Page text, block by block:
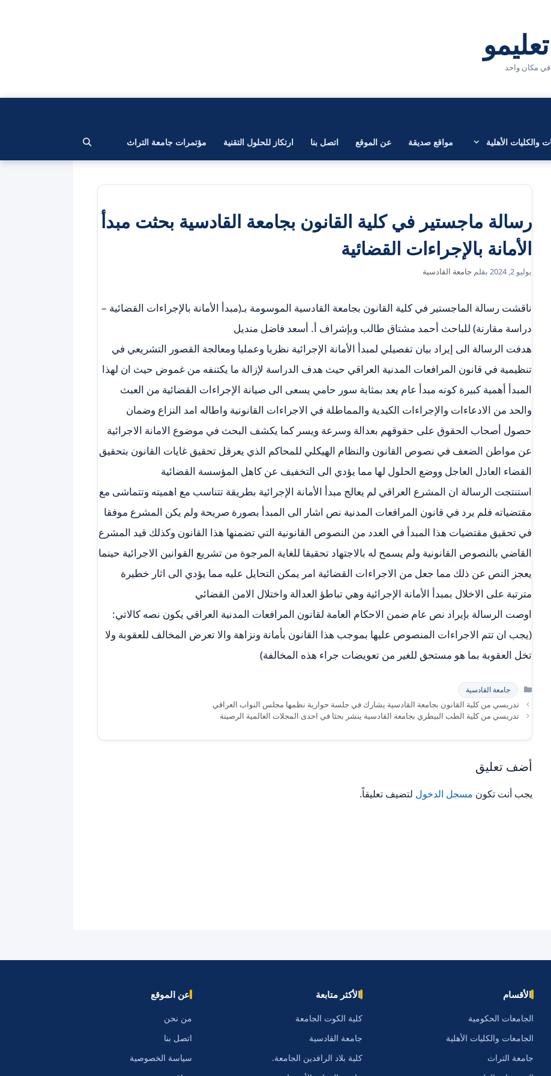
والكليات الأهلية مواقع صديقة عن الموقع اتصل بنا ارتكاز للحلول التقنية مؤتمرات جامعة التراث
رسالة ماجستير في كلية القانون بجامعة القادسية بحثت مبدأ
الأمانة بالإجراءات القضائية
يوليو 2, 2024 بقلم جامعة القادسية
ناقشت رسالة الماجستير في كلية القانون بجامعة القادسية الموسومة بـ(مبدأ الأمانة بالإجراءات القضائية –
دراسة مقارنة) للباحث أحمد مشتاق طالب وبإشراف أ. أسعد فاضل منديل
هدفت الرسالة الى إيراد بيان تفصيلي لمبدأ الأمانة الإجرائية نظريا وعمليا ومعالجة القصور التشريعي في
تنظيمية في قانون المرافعات المدنية العراقي حيث هدف الدراسة لإزالة ما يكتنفه من غموض حيث ان لهذا
المبدأ أهمية كبيرة كونه مبدأ عام يعد بمثابة سور حامي يسعى الى صيانة الإجراءات القضائية من العبث
والحد من الادعاءات والإجراءات الكيدية والمماطلة في الاجراءات القانونية واطاله امد النزاع وضمان
حصول أصحاب الحقوق على حقوقهم بعدالة وسرعة ويسر كما يكشف البحث في موضوع الامانة الاجرائية
عن مواطن الضعف في نصوص القانون والنظام الهيكلي للمحاكم الذي يعرقل تحقيق غايات القانون بتحقيق
القضاء العادل العاجل ووضع الحلول لها مما يؤدي الى التخفيف عن كاهل المؤسسة القضائية
استنتجت الرسالة ان المشرع العراقي لم يعالج مبدأ الأمانة الإجرائية بطريقة تتناسب مع اهميته وتتماشى مع
مقتضياته فلم يرد في قانون المرافعات المدنية نص اشار الى المبدأ بصورة صريحة ولم يكن المشرع موفقا
في تحقيق مقتضيات هذا المبدأ في العدد من النصوص القانونية التي تضمنها هذا القانون وكذلك قيد المشرع
القاضي بالنصوص القانونية ولم يسمح له بالاجتهاد تحقيقا للغاية المرجوة من تشريع القوانين الاجرائية حينما
يعجز النص عن ذلك مما جعل من الاجراءات القضائية امر يمكن التحايل عليه مما يؤدي الى اثار خطيرة
مترتبة على الاخلال بمبدأ الأمانة الإجرائية وهي تباطؤ العدالة واختلال الامن القضائي
اوصت الرسالة بإيراد نص عام ضمن الاحكام العامة لقانون المرافعات المدنية العراقي يكون نصه كالاتي:
(يجب ان تتم الاجراءات المنصوص عليها بموجب هذا القانون بأمانة ونزاهة والا تعرض المخالف للعقوبة ولا
تخل العقوبة بما هو مستحق للغير من تعويضات جراء هذه المخالفة)
التصنيفات
جامعة القادسية
تدريسي من كلية القانون بجامعة القادسية يشارك في جلسة حوارية نظمها مجلس النواب العراقي
تدريسي من كلية الطب البيطري بجامعة القادسية ينشر بحثا في احدى المجلات العالمية الرصينة
أضف تعليق
يجب أنت تكون مسجل الدخول لتضيف تعليقاً.
الأقسام
الجامعات الحكومية
الجامعات والكليات الأهلية
جامعة التراث
الأكثر متابعة
كلية الكوت الجامعة
جامعة القادسية
كلية بلاد الرافدين الجامعة.
عن الموقع
من نحن
اتصل بنا
سياسة الخصوصية